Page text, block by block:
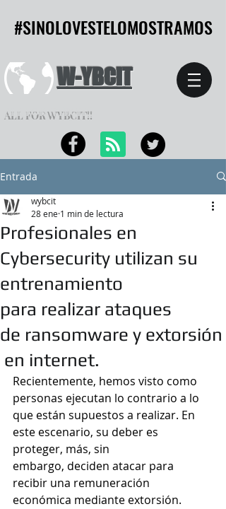
#SINOLOVESTELOMOSTRAMOS
#SINOLOVESTELOMOSTRAMOS
ALL FOR WYBCIT!!
W-YBCIT
Entrada
Profesionales en
Cybersecurity utilizan su
entrenamiento
para realizar ataques
de ransomware y extorsión
en internet.
wybcit
28 ene 1 min de lectura
Recientemente, hemos visto como
personas ejecutan lo contrario a lo
que están supuestos a realizar. En
este escenario, su deber es
proteger, más, sin
embargo, deciden atacar para
recibir una remuneración
económica mediante extorsión.